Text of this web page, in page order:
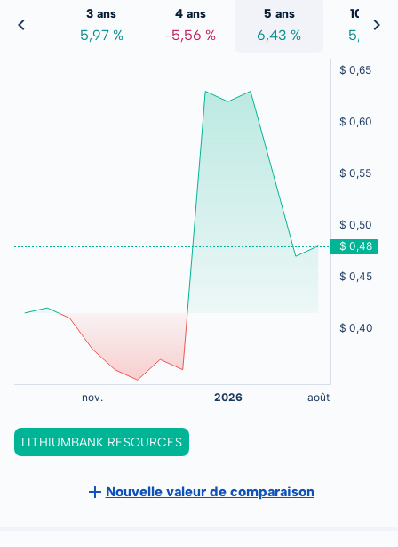
%
3 ans
5,97 %
4 ans
-5,56 %
5 ans
6,43 %
10 ans
5,13 %
LITHIUMBANK RESOURCES
Nouvelle valeur de comparaison